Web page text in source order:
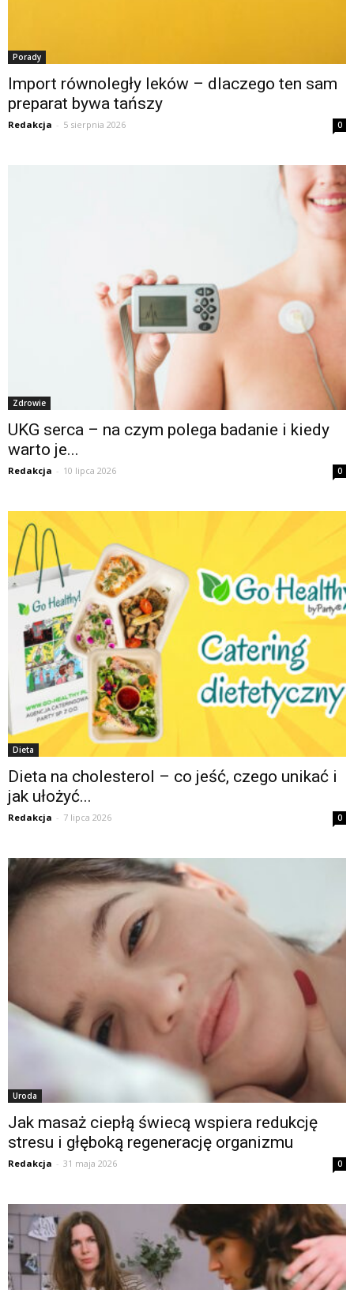
Porady
Import równoległy leków – dlaczego ten sam
preparat bywa tańszy
Redakcja - 5 sierpnia 2026 0
Zdrowie
UKG serca – na czym polega badanie i kiedy
warto je...
Redakcja - 10 lipca 2026 0
Dieta
Dieta na cholesterol – co jeść, czego unikać i
jak ułożyć...
Redakcja - 7 lipca 2026 0
Uroda
Jak masaż ciepłą świecą wspiera redukcję
stresu i głęboką regenerację organizmu
Redakcja - 31 maja 2026 0